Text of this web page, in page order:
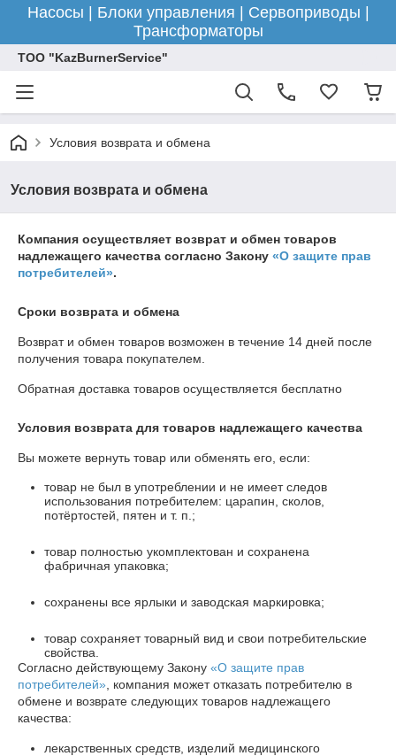
Насосы | Блоки управления | Сервоприводы |
Трансформаторы
ТОО "KazBurnerService"
Условия возврата и обмена
Условия возврата и обмена
Компания осуществляет возврат и обмен товаров
надлежащего качества согласно Закону «О защите прав
потребителей».
Сроки возврата и обмена
Возврат и обмен товаров возможен в течение 14 дней после
получения товара покупателем.
Обратная доставка товаров осуществляется бесплатно
Условия возврата для товаров надлежащего качества
Вы можете вернуть товар или обменять его, если:
товар не был в употреблении и не имеет следов
использования потребителем: царапин, сколов,
потёртостей, пятен и т. п.;
товар полностью укомплектован и сохранена
фабричная упаковка;
сохранены все ярлыки и заводская маркировка;
товар сохраняет товарный вид и свои потребительские
свойства.
Согласно действующему Закону «О защите прав
потребителей» , компания может отказать потребителю в
обмене и возврате следующих товаров надлежащего
качества:
лекарственных средств, изделий медицинского